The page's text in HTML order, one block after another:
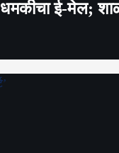
धमकीचा ई-मेल;